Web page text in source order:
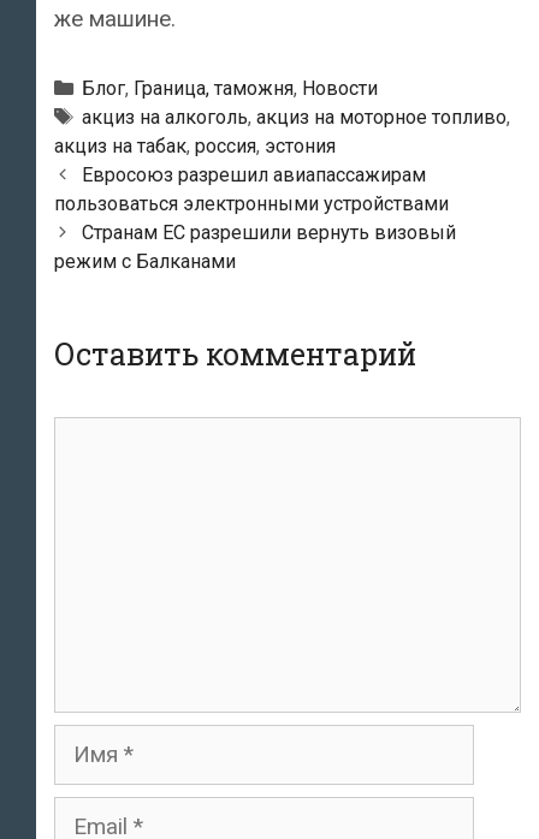
же машине.
Рубрики
Блог, Граница, таможня, Новости
Метки
акциз на алкоголь, акциз на моторное топливо,
акциз на табак, россия, эстония
Навигация
по
записям
Евросоюз разрешил авиапассажирам
пользоваться электронными устройствами
Странам ЕС разрешили вернуть визовый
режим с Балканами
Оставить комментарий
Имя
Email